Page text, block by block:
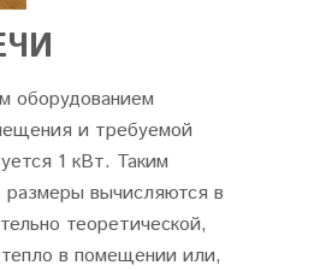
оборудованием
и требуемой
1 кВт. Таким
вычисляются в
теоретической,
в помещении или,